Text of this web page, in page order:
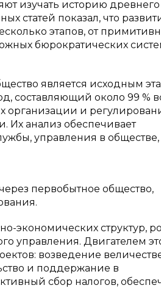
изучать историю
статей показал, что
этапов, от
бюрократических
является исходным
составляющий около 99 %
организации и
Их анализ обеспечивает
управления в обществе,
первобытное общество,
экономических структур,
управления. Двигателем
возведение
и поддержание в
сбор налогов,